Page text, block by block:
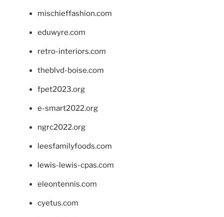
mischieffashion.com
eduwyre.com
retro-interiors.com
theblvd-boise.com
fpet2023.org
e-smart2022.org
ngrc2022.org
leesfamilyfoods.com
lewis-lewis-cpas.com
eleontennis.com
cyetus.com